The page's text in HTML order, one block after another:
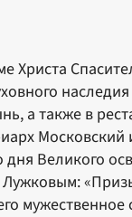
Христа
а также в
Московский
Великого
мужественное